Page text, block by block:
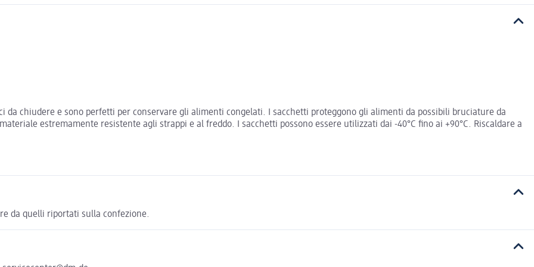
da chiudere e sono perfetti per conservare gli alimenti congelati. I sacchetti proteggono gli alimenti da possibili bruciature da
estremamente resistente agli strappi e al freddo. I sacchetti possono essere utilizzati dai -40°C fino ai +90°C. Riscaldare a
da quelli riportati sulla confezione.